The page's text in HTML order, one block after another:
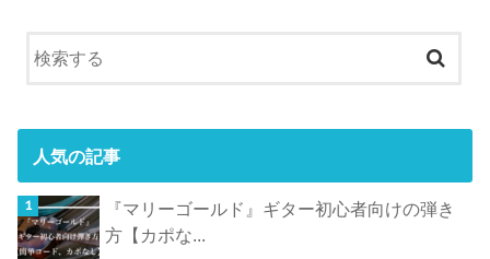
人気の記事
『マリーゴールド』ギター初心者向けの弾き
方【カポな...